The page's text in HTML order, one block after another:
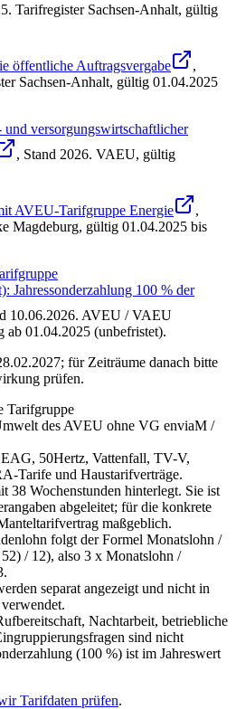
. Tarifregister Sachsen-Anhalt, gültig
öffentliche Auftragsvergabe
,
Sachsen-Anhalt, gültig 01.04.2025
und versorgungswirtschaftlicher
, Stand 2026. VAEU, gültig
AVEU-Tarifgruppe Energie
,
Magdeburg, gültig 01.04.2025 bis
Jahressonderzahlung 100 % der
10.06.2026. AVEU / VAEU
ab 01.04.2025 (unbefristet).
für Zeiträume danach bitte
prüfen.
Tarifgruppe
des AVEU ohne VG enviaM /
50Hertz, Vattenfall, TV-V,
Tarife und Haustarifverträge.
38 Wochenstunden hinterlegt. Sie ist
abgeleitet; für die konkrete
maßgeblich.
folgt der Formel Monatslohn /
/ 12), also 3 x Monatslohn /
separat angezeigt und nicht in
Nachtarbeit, betriebliche
sind nicht
(100 %) ist im Jahreswert
Tarifdaten prüfen.